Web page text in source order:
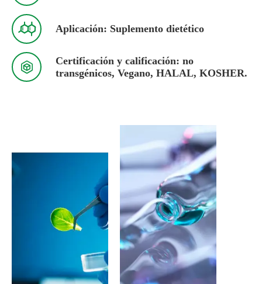
 Aplicación: Suplemento dietético

Certificación y calificación: no
transgénicos, Vegano, HALAL, KOSHER.